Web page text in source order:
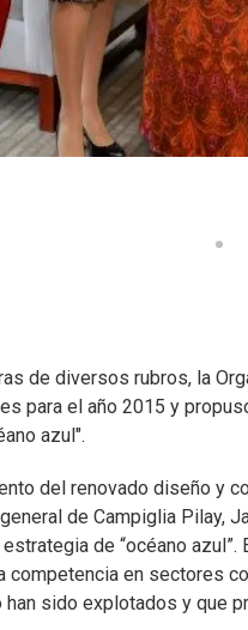
de diversos rubros, la
para el año 2015 y
azul".
del renovado diseño y
de Campiglia Pilay,
de “océano azul”.
competencia en sectores
sido explotados y que